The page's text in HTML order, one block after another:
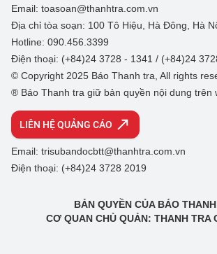
Email: toasoan@thanhtra.com.vn
Địa chỉ tòa soạn: 100 Tô Hiệu, Hà Đông, Hà
Hotline: 090.456.3399
Điện thoại: (+84)24 3728 - 1341 / (+84)24
© Copyright 2025 Báo Thanh tra, All rights
® Báo Thanh tra giữ bản quyền nội dung trên
LIÊN HỆ QUẢNG CÁO
Email: trisubandocbtt@thanhtra.com.vn
Điện thoại: (+84)24 3728 2019
BẢN QUYỀN CỦA BÁO
CƠ QUAN CHỦ QUẢN: THANH TRA